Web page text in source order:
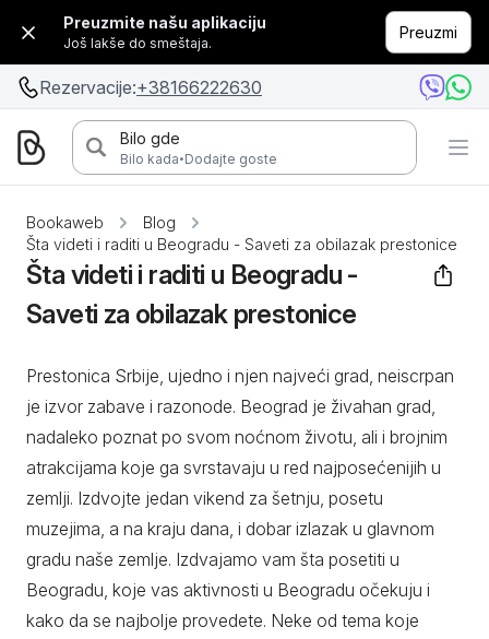
Preuzmite našu aplikaciju
Još lakše do smeštaja.
Preuzmi
Rezervacije:+38166222630
Bilo gde
Bilo kada·Dodajte goste
Bookaweb
Blog
Šta videti i raditi u Beogradu - Saveti za obilazak prestonice
Šta videti i raditi u Beogradu -
Saveti za obilazak prestonice
Prestonica Srbije, ujedno i njen najveći grad, neiscrpan
je izvor zabave i razonode. Beograd je živahan grad,
nadaleko poznat po svom noćnom životu, ali i brojnim
atrakcijama koje ga svrstavaju u red najposećenijih u
zemlji. Izdvojte jedan vikend za šetnju, posetu
muzejima, a na kraju dana, i dobar izlazak u glavnom
gradu naše zemlje. Izdvajamo vam šta posetiti u
Beogradu, koje vas aktivnosti u Beogradu očekuju i
kako da se najbolje provedete. Neke od tema koje